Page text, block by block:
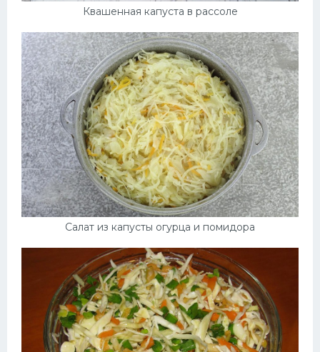
Квашенная капуста в рассоле
Салат из капусты огурца и помидора